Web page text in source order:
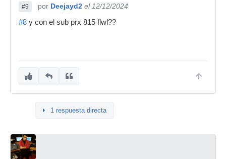
#9 por Deejayd2 el 12/12/2024
#8 y con el sub prx 815 flwl??
1 respuesta directa